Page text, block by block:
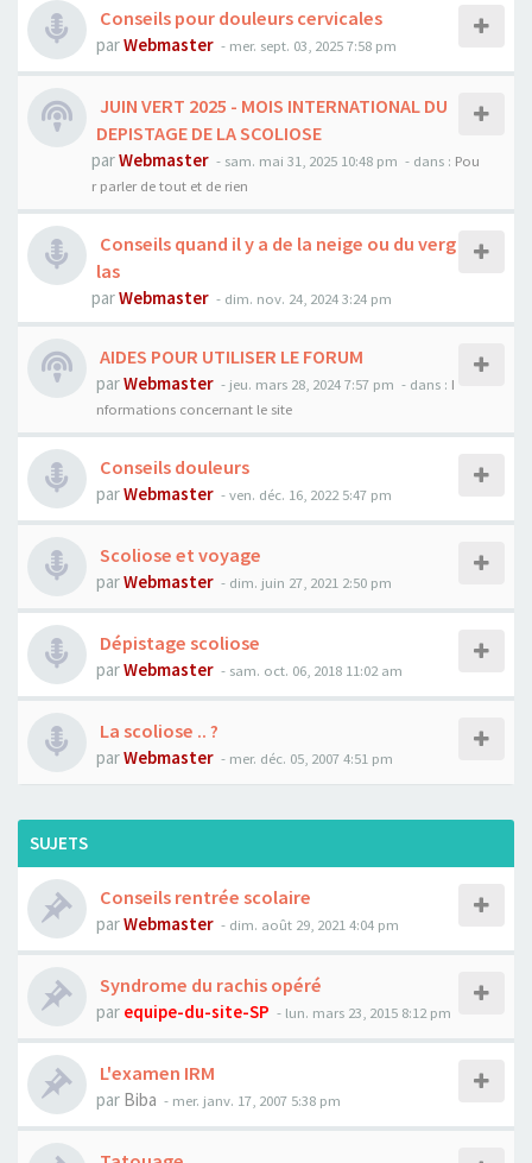
Conseils pour douleurs cervicales
parWebmaster - mer. sept. 03, 2025 7:58 pm
JUIN VERT 2025 - MOIS INTERNATIONAL DU
DEPISTAGE DE LA SCOLIOSE
parWebmaster - sam. mai 31, 2025 10:48 pm - dans : Pou
r parler de tout et de rien
Conseils quand il y a de la neige ou du verg
las
parWebmaster - dim. nov. 24, 2024 3:24 pm
AIDES POUR UTILISER LE FORUM
parWebmaster - jeu. mars 28, 2024 7:57 pm - dans : I
nformations concernant le site
Conseils douleurs
parWebmaster - ven. déc. 16, 2022 5:47 pm
Scoliose et voyage
parWebmaster - dim. juin 27, 2021 2:50 pm
Dépistage scoliose
parWebmaster - sam. oct. 06, 2018 11:02 am
La scoliose .. ?
parWebmaster - mer. déc. 05, 2007 4:51 pm
SUJETS
Conseils rentrée scolaire
parWebmaster - dim. août 29, 2021 4:04 pm
Syndrome du rachis opéré
par equipe-du-site-SP - lun. mars 23, 2015 8:12 pm
L'examen IRM
par Biba - mer. janv. 17, 2007 5:38 pm